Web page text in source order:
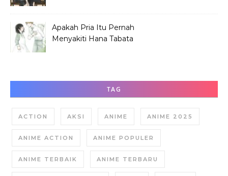
Apakah Pria Itu Pernah
Menyakiti Hana Tabata
TAG
ACTION AKSI ANIME ANIME 2025
ANIME ACTION ANIME POPULER
ANIME TERBAIK ANIME TERBARU